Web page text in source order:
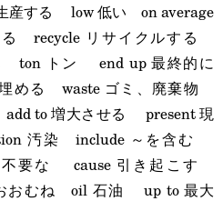
産する low 低い on average
recycle リサイクルする
ton トン end up 最終的に
る waste ゴミ、廃棄物
to 増大させる present 現
汚染 include ～を含む
要な cause 引き起こす
おむね oil 石油 up to 最大